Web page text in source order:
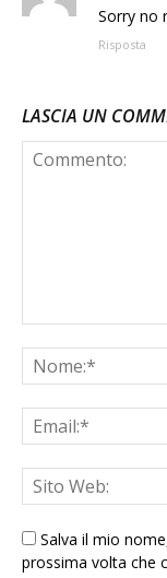
Sorry no
Risposta
LASCIA UN
Salva il mio
prossima volta che